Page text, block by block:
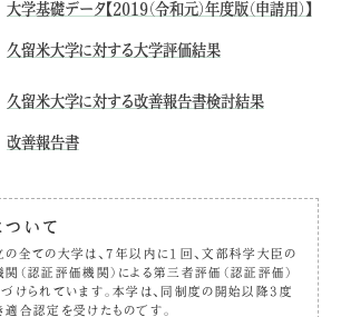
大学基礎データ【2019（令和元）年度版（申請用）】
久留米大学に対する大学評価結果
久留米大学に対する改善報告書検討結果
改善報告書
ついて
の全ての大学は、7年以内に1回、文部科学大臣の
（認証評価機関）による第三者評価（認証評価）
けられています。本学は、同制度の開始以降3度
適合認定を受けたものです。